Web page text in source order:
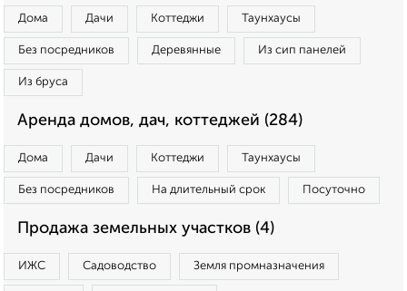
Дома Дачи Коттеджи Таунхаусы
Без посредников Деревянные Из сип панелей
Из бруса
Аренда домов, дач, коттеджей (284)
Дома Дачи Коттеджи Таунхаусы
Без посредников На длительный срок Посуточно
Продажа земельных участков (4)
ИЖС Садоводство Земля промназначения